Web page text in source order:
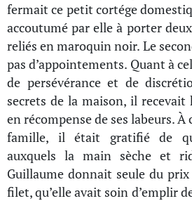
fermait ce petit cortége
accoutumé par elle à porter
reliés en maroquin noir. Le
pas d’appointements. Quant à
de persévérance et de
secrets de la maison, il
en récompense de ses labeurs.
famille, il était gratifié de
auxquels la main sèche et
Guillaume donnait seule du
filet, qu’elle avait soin d’emplir